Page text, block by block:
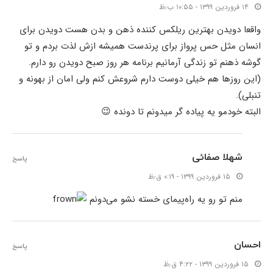
۱۴ فروردین ۱۳۹۹ - ۱۰:۵۵ ب٫ظ
واقعا دویدن بهترین ریلکس کننده ذهن و بدن هست دویدن برای
انسان مثل حس پرواز برای پرندست همیشه ازش لذت بردم و تو
گوشه ذهنم تو زندگی آرمانیم برنامه هر روز صبح دویدن رو دارم.
(این روزها هم خیلی دوست دارم شروعش کنم ولی امان از بهونه و
تنبلی).
البته خودمو یه پیاده گر میدونم تا دونده 😉
شهلا صفائی
۱۵ فروردین ۱۳۹۹ - ۰:۱۹ ق٫ظ
منم تو رو یه راه‌پیمای خسته نشو می‌دونم
پاسخ
احسان
۱۵ فروردین ۱۳۹۹ - ۴:۲۲ ق٫ظ
پاسخ